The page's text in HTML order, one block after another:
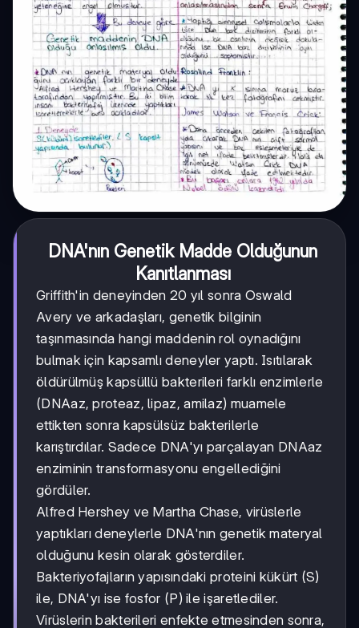
DNA'nın Genetik Madde Olduğunun
Kanıtlanması
Griffith'in deneyinden 20 yıl sonra Oswald
Avery ve arkadaşları, genetik bilginin
taşınmasında hangi maddenin rol oynadığını
bulmak için kapsamlı deneyler yaptı. Isıtılarak
öldürülmüş kapsüllü bakterileri farklı enzimlerle
(DNAaz, proteaz, lipaz, amilaz) muamele
ettikten sonra kapsülsüz bakterilerle
karıştırdılar. Sadece DNA'yı parçalayan DNAaz
enziminin transformasyonu engellediğini
gördüler.
Alfred Hershey ve Martha Chase, virüslerle
yaptıkları deneylerle DNA'nın genetik materyal
olduğunu kesin olarak gösterdiler.
Bakteriyofajların yapısındaki proteini kükürt (S)
ile, DNA'yı ise fosfor (P) ile işaretlediler.
Virüslerin bakterileri enfekte etmesinden sonra,